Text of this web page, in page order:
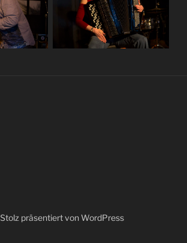
Stolz präsentiert von WordPress